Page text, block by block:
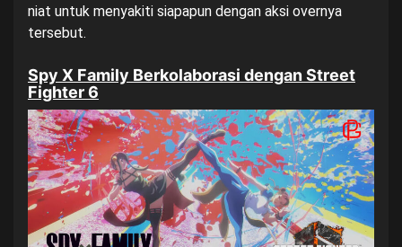
niat untuk menyakiti siapapun dengan aksi overnya
tersebut.
Spy X Family Berkolaborasi dengan Street
Fighter 6